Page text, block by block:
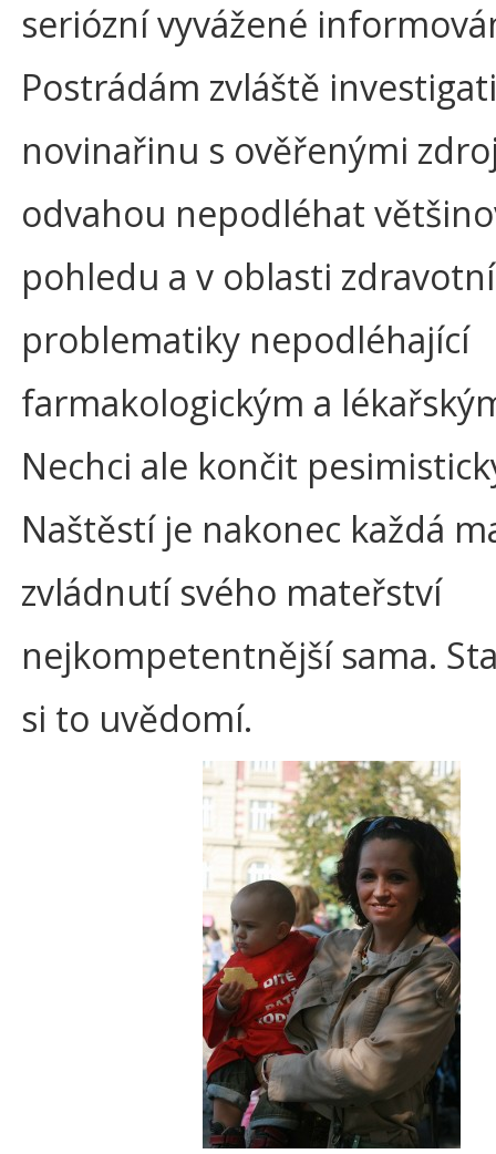
seriózní vyvážené
Postrádám zvláště
novinařinu s ověřenými
odvahou nepodléhat
pohledu a v oblasti zdravotní
problematiky nepodléhající
farmakologickým a
Nechci ale končit
Naštěstí je nakonec každá
zvládnutí svého mateřství
nejkompetentnější sama.
si to uvědomí.